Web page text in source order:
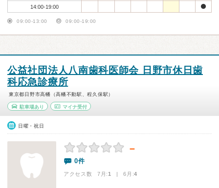
14:00-19:00
09:00-13:00 09:00-19:00
公益社団法人八南歯科医師会 日野市休日歯
科応急診療所
東京都日野市高幡（高幡不動駅、程久保駅）
駐車場あり マイナ受付
日曜・祝日
－
0件
アクセス数 7月:1 | 6月:4